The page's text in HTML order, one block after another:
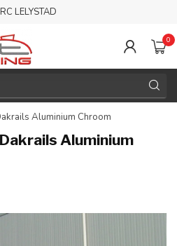
LELYSTAD
0
Aluminium Chroom
Aluminium